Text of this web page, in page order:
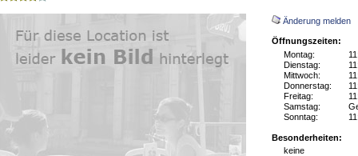
Änderung melden
Öffnungszeiten:
Montag:
Dienstag:
Mittwoch:
Donnerstag:
Freitag:
Samstag:
Sonntag:
Besonderheiten:
keine